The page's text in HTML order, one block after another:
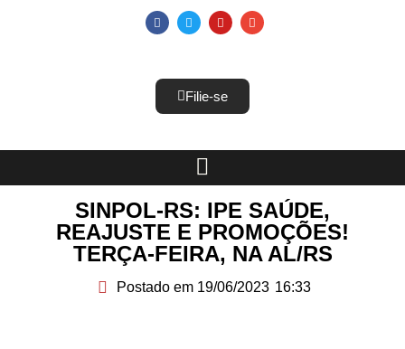
Filie-se
SINPOL-RS: IPE SAÚDE,
REAJUSTE E PROMOÇÕES!
TERÇA-FEIRA, NA AL/RS
Postado em 19/06/2023 16:33